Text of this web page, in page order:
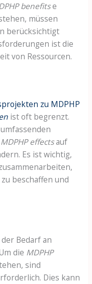
benefitse
müssen
berücksichtigt
ist die
von Ressourcen.
zu MDPHP
ist oft begrenzt.
MDPHP effectsauf
Es ist wichtig,
beschaffen und
Bedarf an
die MDPHP
sind
Dies kann